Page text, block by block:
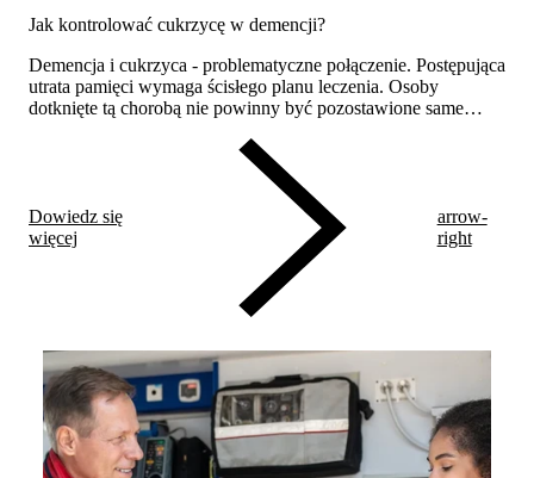
Jak kontrolować cukrzycę w demencji?
Demencja i cukrzyca - problematyczne połączenie. Postępująca
utrata pamięci wymaga ścisłego planu leczenia. Osoby
dotknięte tą chorobą nie powinny być pozostawione same
Dowiedz się
więcej
arrow-
right